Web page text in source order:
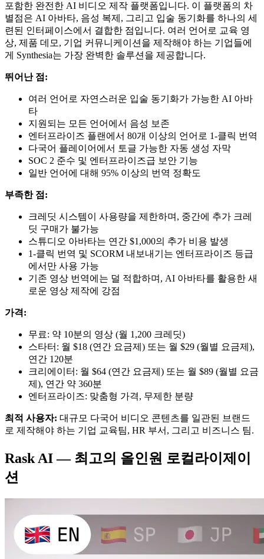
포함한 완전한 AI 비디오 제작 플랫폼입니다. 이 플랫폼의 차
별점은 AI 아바타, 음성 복제, 그리고 입술 동기화를 하나의 세
련된 인터페이스에서 결합한 점입니다. 여러 언어로 교육 영
상, 제품 데모, 기업 커뮤니케이션을 제작해야 하는 기업들에
게 Synthesia는 가장 완벽한 솔루션을 제공합니다.
뛰어난 점:
여러 언어로 자연스러운 입술 동기화가 가능한 AI 아바
타
지원되는 모든 언어에서 음성 보존
엔터프라이즈 플랜에서 80개 이상의 언어로 1-클릭 번역
다국어 플레이어에서 토글 가능한 자동 생성 자막
SOC 2 준수 및 엔터프라이즈급 보안 기능
일반 언어에 대해 95% 이상의 번역 정확도
부족한 점:
크레딧 시스템이 사용량을 제한하며, 중간에 추가 크레
딧 구매가 불가능
스튜디오 아바타는 연간 $1,000의 추가 비용 발생
1-클릭 번역 및 SCORM 내보내기는 엔터프라이즈 등급
에서만 사용 가능
기존 영상 번역에는 덜 적합하며, AI 아바타를 활용한 새
로운 영상 제작에 강점
가격:
무료: 약 10분의 영상 (월 1,200 크레딧)
스타터: 월 $18 (연간 요금제) 또는 월 $29 (월별 요금제),
연간 120분
크리에이터: 월 $64 (연간 요금제) 또는 월 $89 (월별 요금
제), 연간 약 360분
엔터프라이즈: 맞춤형 가격, 무제한 분량
최적 사용자: 대규모 다국어 비디오 콘텐츠를 일관된 브랜드
로 제작해야 하는 기업 교육팀, HR 부서, 그리고 비즈니스 팀.
Rask AI — 최고의 올인원 로컬라이제이
션